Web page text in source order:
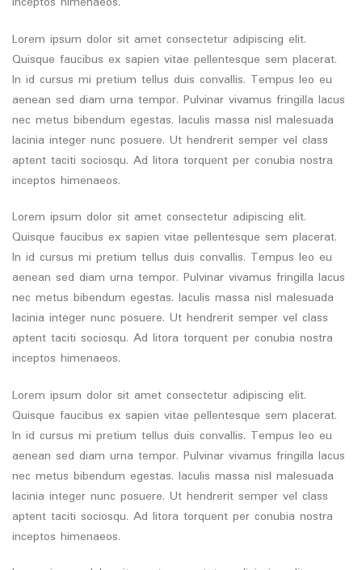
Lorem ipsum dolor sit amet consectetur adipiscing elit.
Quisque faucibus ex sapien vitae pellentesque sem placerat.
In id cursus mi pretium tellus duis convallis. Tempus leo eu
aenean sed diam urna tempor. Pulvinar vivamus fringilla lacus
nec metus bibendum egestas. Iaculis massa nisl malesuada
lacinia integer nunc posuere. Ut hendrerit semper vel class
aptent taciti sociosqu. Ad litora torquent per conubia nostra
inceptos himenaeos.
Lorem ipsum dolor sit amet consectetur adipiscing elit.
Quisque faucibus ex sapien vitae pellentesque sem placerat.
In id cursus mi pretium tellus duis convallis. Tempus leo eu
aenean sed diam urna tempor. Pulvinar vivamus fringilla lacus
nec metus bibendum egestas. Iaculis massa nisl malesuada
lacinia integer nunc posuere. Ut hendrerit semper vel class
aptent taciti sociosqu. Ad litora torquent per conubia nostra
inceptos himenaeos.
Lorem ipsum dolor sit amet consectetur adipiscing elit.
Quisque faucibus ex sapien vitae pellentesque sem placerat.
In id cursus mi pretium tellus duis convallis. Tempus leo eu
aenean sed diam urna tempor. Pulvinar vivamus fringilla lacus
nec metus bibendum egestas. Iaculis massa nisl malesuada
lacinia integer nunc posuere. Ut hendrerit semper vel class
aptent taciti sociosqu. Ad litora torquent per conubia nostra
inceptos himenaeos.